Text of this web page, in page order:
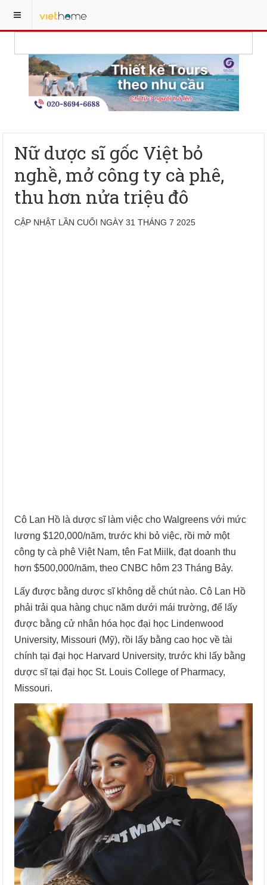
Nữ dược sĩ gốc Việt bỏ
nghề, mở công ty cà phê,
thu hơn nửa triệu đô
CẬP NHẬT LẦN CUỐI NGÀY 31 THÁNG 7 2025
Cô Lan Hồ là dược sĩ làm việc cho Walgreens với mức
lương $120,000/năm, trước khi bỏ việc, rồi mở một
công ty cà phê Việt Nam, tên Fat Miilk, đạt doanh thu
hơn $500,000/năm, theo CNBC hôm 23 Tháng Bảy.
Lấy được bằng dược sĩ không dễ chút nào. Cô Lan Hồ
phải trải qua hàng chục năm dưới mái trường, để lấy
được bằng cử nhân hóa học đại học Lindenwood
University, Missouri (Mỹ), rồi lấy bằng cao học về tài
chính tại đại học Harvard University, trước khi lấy bằng
dược sĩ tại đại học St. Louis College of Pharmacy,
Missouri.